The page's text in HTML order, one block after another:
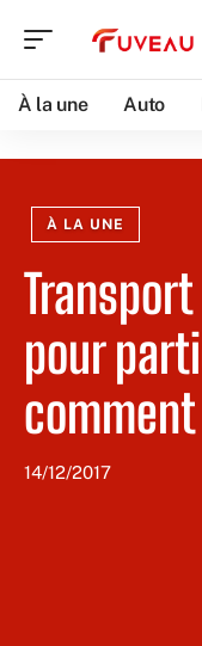
À la une Auto
À LA UNE
pour
comment
14/12/2017